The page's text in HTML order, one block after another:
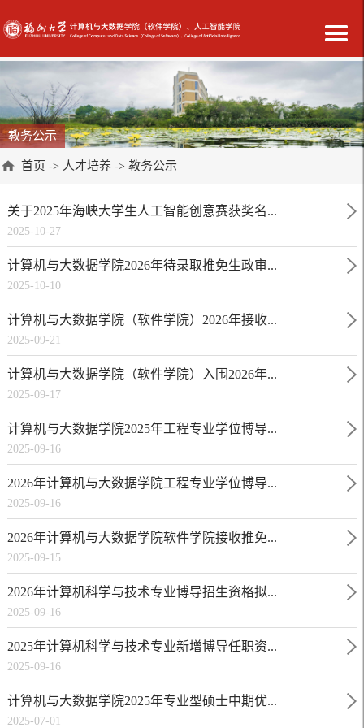
教务公示
首页 -> 人才培养 -> 教务公示
关于2025年海峡大学生人工智能创意赛获奖名...
2025-10-27
计算机与大数据学院2026年待录取推免生政审...
2025-10-10
计算机与大数据学院（软件学院）2026年接收...
2025-09-21
计算机与大数据学院（软件学院）入围2026年...
2025-09-17
计算机与大数据学院2025年工程专业学位博导...
2025-09-16
2026年计算机与大数据学院工程专业学位博导...
2025-09-16
2026年计算机与大数据学院软件学院接收推免...
2025-09-15
2026年计算机科学与技术专业博导招生资格拟...
2025-09-16
2025年计算机科学与技术专业新增博导任职资...
2025-09-16
计算机与大数据学院2025年专业型硕士中期优...
2025-07-01